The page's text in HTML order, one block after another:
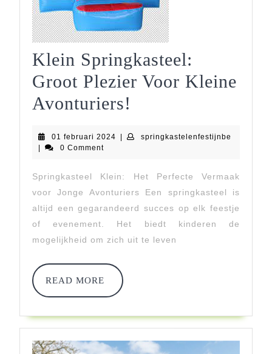
Klein Springkasteel:
Groot Plezier Voor Kleine
Avonturiers!
Groot
Plezier
Voor
Kleine
Avonturiers!
01 februari 2024 01
springkastelenfestijnbe
0 Comment
Springkasteel Klein: Het Perfecte Vermaak
voor Jonge Avonturiers Een springkasteel is
altijd een gegarandeerd succes op elk feestje
of evenement. Het biedt kinderen de
mogelijkheid om zich uit te leven
READ MORE
READ
MORE